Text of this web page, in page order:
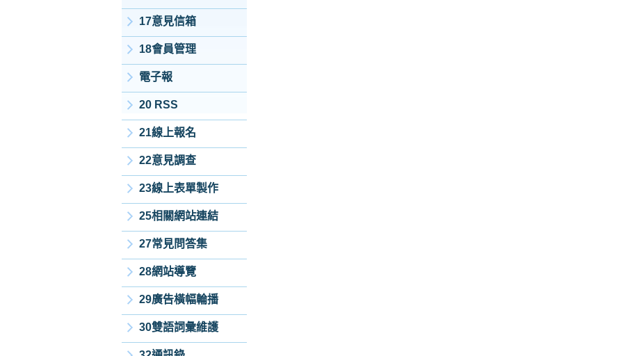
17意見信箱
18會員管理
電子報
20 RSS
21線上報名
22意見調查
23線上表單製作
25相關網站連結
27常見問答集
28網站導覽
29廣告橫幅輪播
30雙語詞彙維護